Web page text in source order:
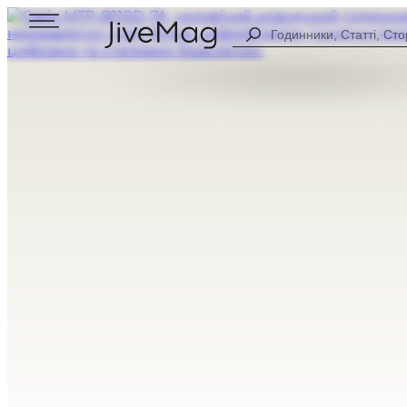
Search
...